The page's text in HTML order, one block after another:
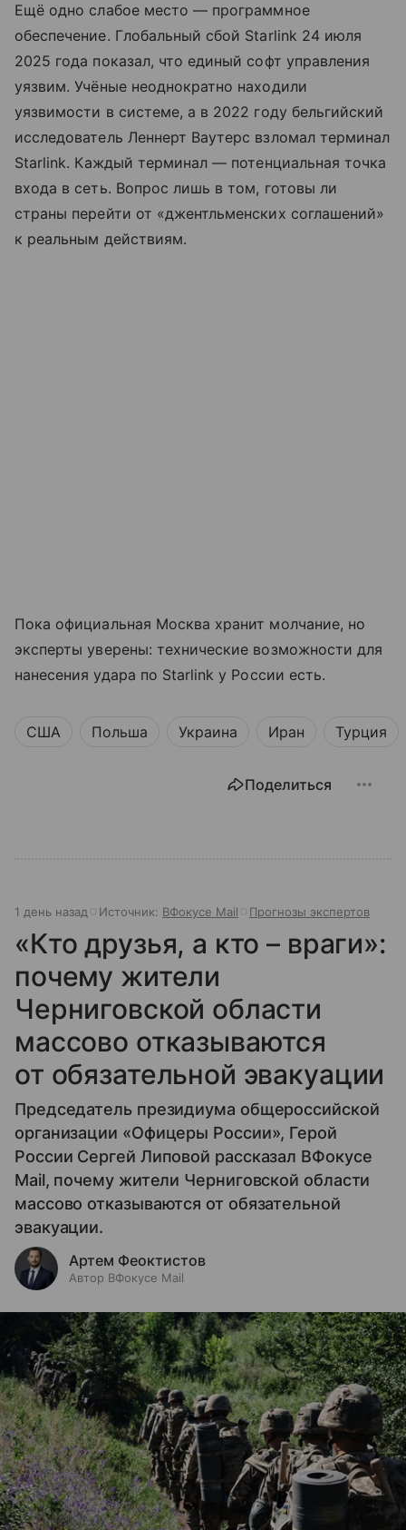
Ещё одно слабое место — программное
обеспечение. Глобальный сбой Starlink 24 июля
2025 года показал, что единый софт управления
уязвим. Учёные неоднократно находили
уязвимости в системе, а в 2022 году бельгийский
исследователь Леннерт Ваутерс взломал терминал
Starlink. Каждый терминал — потенциальная точка
входа в сеть. Вопрос лишь в том, готовы ли
страны перейти от «джентльменских соглашений»
к реальным действиям.
Пока официальная Москва хранит молчание, но
эксперты уверены: технические возможности для
нанесения удара по Starlink у России есть.
США Польша Украина Иран Турция
Поделиться
1 день назад Источник: ВФокусе Mail Прогнозы экспертов
«Кто друзья, а кто – враги»:
почему жители
Черниговской области
массово отказываются
от обязательной эвакуации
Председатель президиума общероссийской
организации «Офицеры России», Герой
России Сергей Липовой рассказал ВФокусе
Mail, почему жители Черниговской области
массово отказываются от обязательной
эвакуации.
Артем Феоктистов
Автор ВФокусе Mail